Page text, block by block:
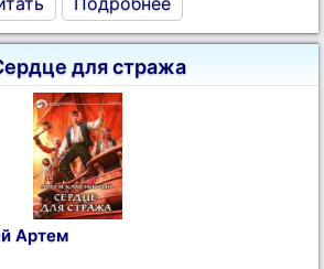
для стража
Артем